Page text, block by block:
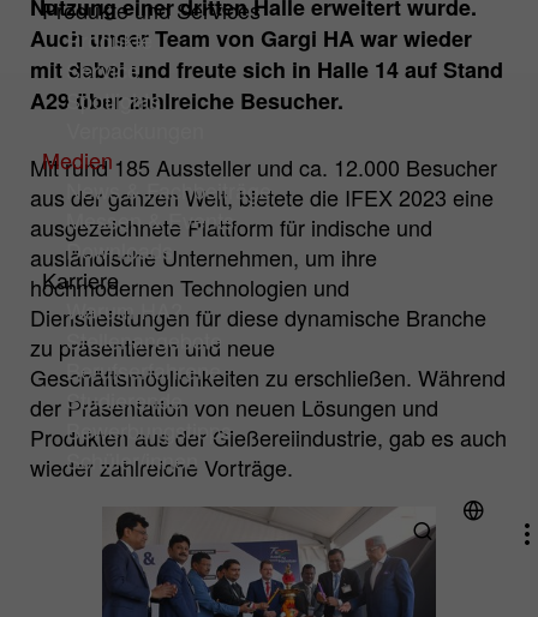
Produkte und Services
Produkte
Service
Spotlights
Medien
News & Fachbeiträge
Messen & Events
Downloads
Karriere
Warum HA?
Stellenangebote
Berufserfahrene
Studierende
Bewerbungstipps
Schüler/innen
Nutzung einer dritten Halle erweitert wurde.
Auch unser Team von Gargi HA war wieder
mit dabei und freute sich in Halle 14 auf Stand
A29 über zahlreiche Besucher.
Mit rund 185 Aussteller und ca. 12.000 Besucher
aus der ganzen Welt, bietete die IFEX 2023 eine
ausgezeichnete Plattform für indische und
ausländische Unternehmen, um ihre
hochmodernen Technologien und
Dienstleistungen für diese dynamische Branche
zu präsentieren und neue
Geschäftsmöglichkeiten zu erschließen. Während
der Präsentation von neuen Lösungen und
Produkten aus der Gießereiindustrie, gab es auch
wieder zahlreiche Vorträge.
Name cookie_optin
Anbieter
Hüttenes-Albertus Chemische Werke
GmbH (HA Group)
Zweck
Zur dauerhaften Speicherung Ihrer
Cookie-Einstellungen auf unserer Website.
Cookie-Informationen anzeigen
Analyse Cookies
Cookies zur Verbesserung unseres Angebotes durch
Name mtm_consent
Anbieter
Hüttenes-Albertus Chemische Werke
GmbH (HA Group)
Laufzeit 13 Monate
Zweck
Zur statistischen Auswertung setzt
Hüttenes-Albertus Chemische Werke
GmbH (folgend HA Group) auf dieser
Webseite "Matomo" (früher "PIWIK") ein.
Das ist ein Open-Source-Tool zur Web-
Analyse. Matomo ist deaktiviert, wenn Sie
unsere Webseite besuchen. Erst wenn Sie
aktiv einwilligen, wird Ihr
Nutzungsverhalten anonymisiert erfasst.
Cookie-Informationen anzeigen